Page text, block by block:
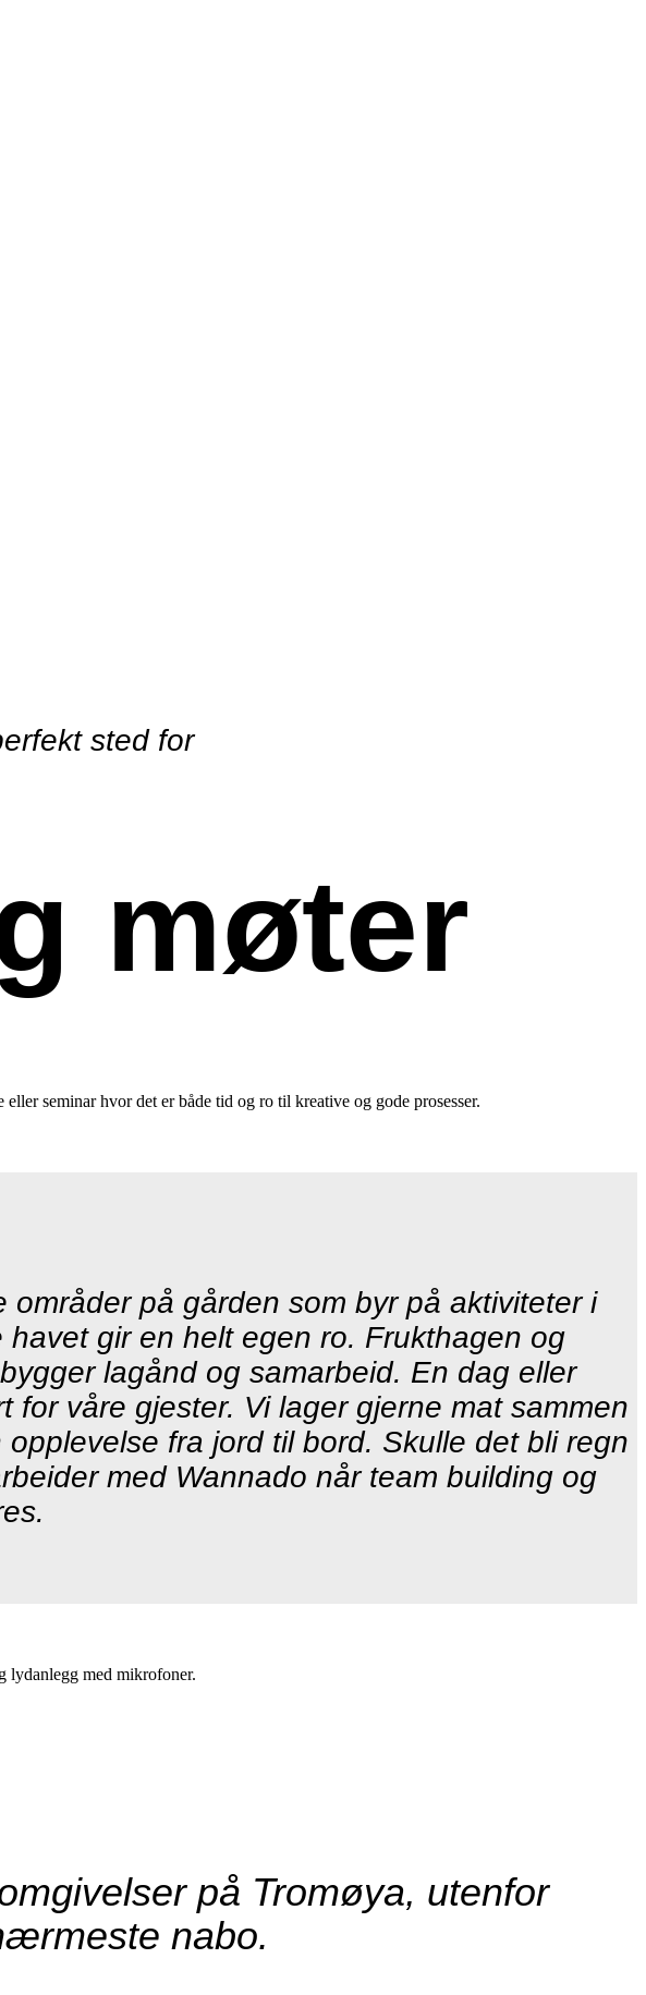
sted for
møter
seminar hvor det er både tid og ro til kreative og gode prosesser.
på gården som byr på aktiviteter i
gir en helt egen ro. Frukthagen og
lagånd og samarbeid. En dag eller
våre gjester. Vi lager gjerne mat sammen
fra jord til bord. Skulle det bli regn
med Wannado når team building og
lydanlegg med mikrofoner.
på Tromøya, utenfor
nabo.